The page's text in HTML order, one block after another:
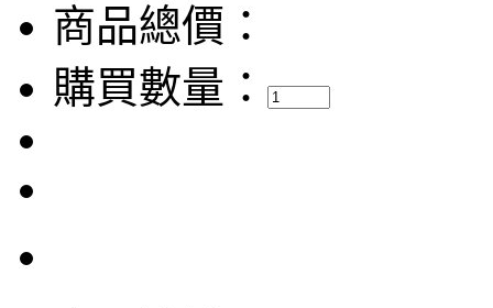
商品總價：
購買數量：